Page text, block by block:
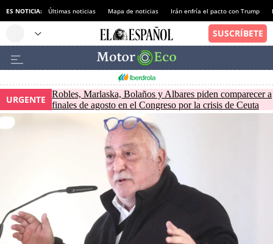
ES NOTICIA: Últimas noticias Mapa de noticias Irán enfría el pacto con Trump
URGENTE
Robles, Marlaska, Bolaños y Albares piden comparecer a
finales de agosto en el Congreso por la crisis de Ceuta